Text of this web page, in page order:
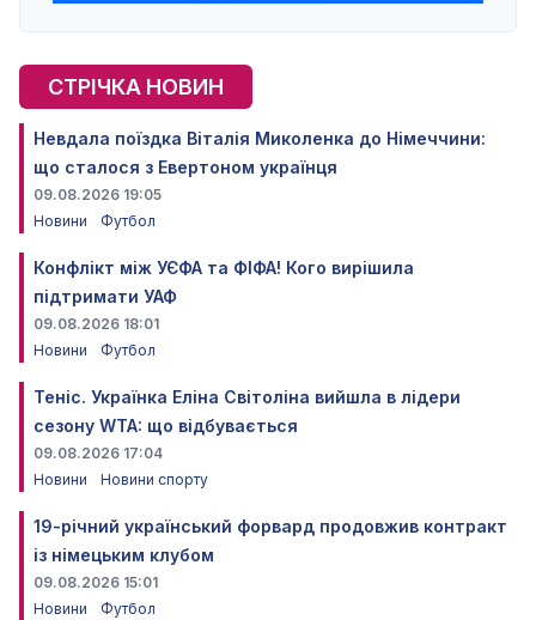
СТРІЧКА НОВИН
Невдала поїздка Віталія Миколенка до Німеччини:
що сталося з Евертоном українця
09.08.2026 19:05
Новини
Футбол
Конфлікт між УЄФА та ФІФА! Кого вирішила
підтримати УАФ
09.08.2026 18:01
Новини
Футбол
Теніс. Українка Еліна Світоліна вийшла в лідери
сезону WTA: що відбувається
09.08.2026 17:04
Новини
Новини спорту
19-річний український форвард продовжив контракт
із німецьким клубом
09.08.2026 15:01
Новини
Футбол